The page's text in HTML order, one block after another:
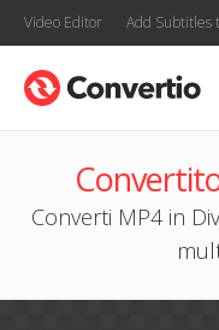
Video Editor Add Subtitles
Converti MP4 in